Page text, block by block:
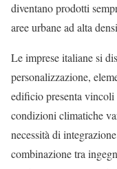
diventano prodotti
aree urbane ad alta
Le imprese italiane si
personalizzazione,
edificio presenta
condizioni climatiche
necessità di
combinazione tra